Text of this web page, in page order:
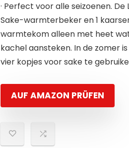
· Perfect voor alle seizoenen.
Sake-warmterbeker en 1
warmtekom alleen met heet
kachel aansteken. In de zomer
vier kopjes voor sake te
AUF AMAZON PRÜFEN